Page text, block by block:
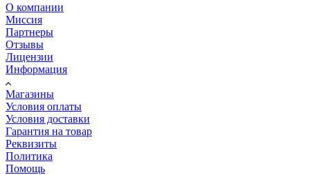
О компании
Миссия
Партнеры
Отзывы
Лицензии
Информация
Магазины
Условия оплаты
Условия доставки
Гарантия на товар
Реквизиты
Политика
Помощь